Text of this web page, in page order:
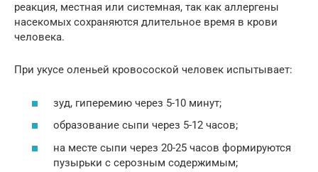
реакция, местная или системная, так как аллергены
насекомых сохраняются длительное время в крови
человека.
При укусе оленьей кровосоской человек испытывает:
зуд, гиперемию через 5-10 минут;
образование сыпи через 5-12 часов;
на месте сыпи через 20-25 часов формируются
пузырьки с серозным содержимым;